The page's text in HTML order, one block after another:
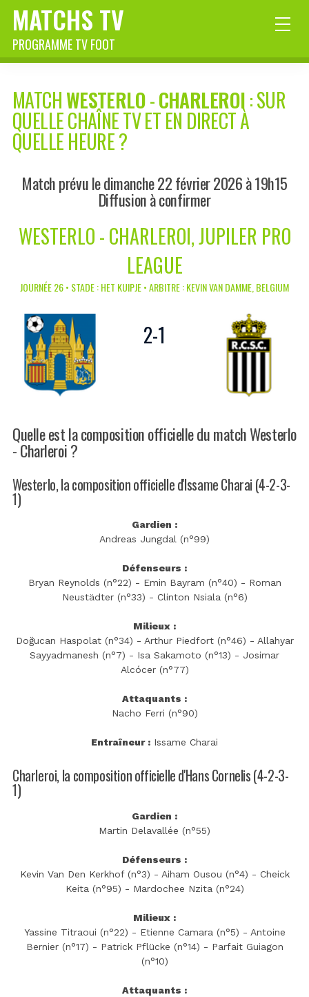
MATCHS TV
PROGRAMME TV FOOT
MATCHWESTERLO-CHARLEROI: SUR
QUELLE CHAÎNE TV ET EN DIRECT À
QUELLE HEURE ?
Match prévu le dimanche 22 février 2026 à 19h15
Diffusion à confirmer
WESTERLO - CHARLEROI, JUPILER PRO
LEAGUE
JOURNÉE 26 • STADE : HET KUIPJE • ARBITRE : KEVIN VAN DAMME, BELGIUM
2-1
Quelle est la composition officielle du match Westerlo
- Charleroi ?
Westerlo, la composition officielle d'Issame Charai (4-2-3-
1)
Gardien :
Andreas Jungdal (n°99)
Défenseurs :
Bryan Reynolds (n°22) - Emin Bayram (n°40) - Roman
Neustädter (n°33) - Clinton Nsiala (n°6)
Milieux :
Doğucan Haspolat (n°34) - Arthur Piedfort (n°46) - Allahyar
Sayyadmanesh (n°7) - Isa Sakamoto (n°13) - Josimar
Alcócer (n°77)
Attaquants :
Nacho Ferri (n°90)
Entraîneur : Issame Charai
Charleroi, la composition officielle d'Hans Cornelis (4-2-3-
1)
Gardien :
Martin Delavallée (n°55)
Défenseurs :
Kevin Van Den Kerkhof (n°3) - Aiham Ousou (n°4) - Cheick
Keita (n°95) - Mardochee Nzita (n°24)
Milieux :
Yassine Titraoui (n°22) - Etienne Camara (n°5) - Antoine
Bernier (n°17) - Patrick Pflücke (n°14) - Parfait Guiagon
(n°10)
Attaquants :